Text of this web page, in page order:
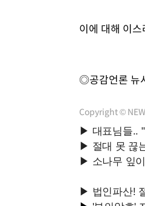
이에 대해 이
◎공감언론 뉴
Copyright ©